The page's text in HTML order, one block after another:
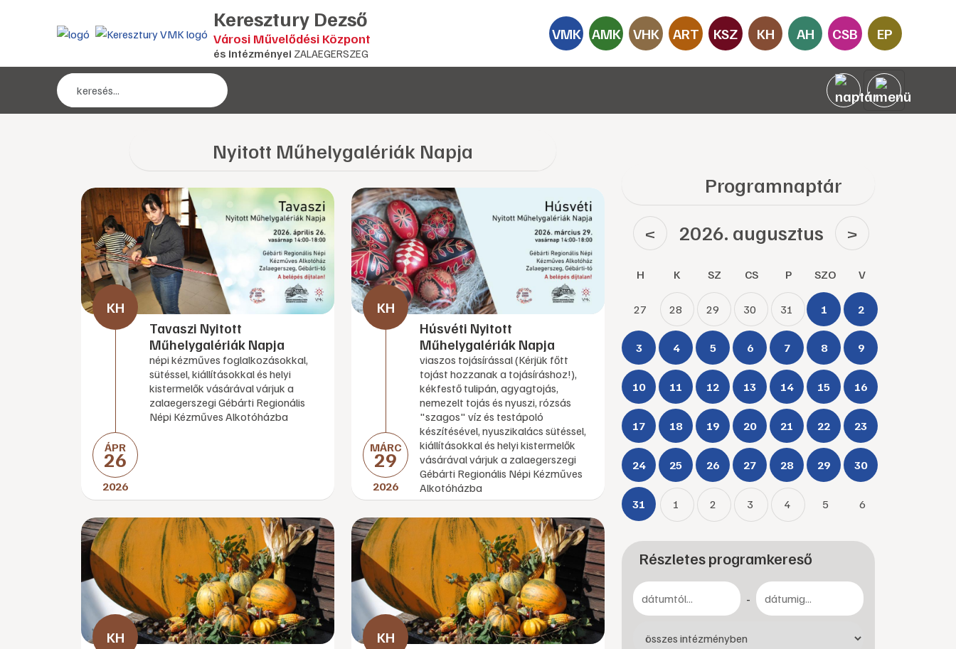
Keresztury Dezső
Városi Művelődési Központ
és intézményei ZALAEGERSZEG
VMK AMK VHK ART KSZ KH AH CSB EP
Nyitott Műhelygalériák Napja
ÁPR
26
2026
Tavaszi Nyitott
Műhelygalériák Napja
népi kézműves foglalkozásokkal,
sütéssel, kiállításokkal és helyi
kistermelők vásárával várjuk a
zalaegerszegi Gébárti Regionális
Népi Kézműves Alkotóházba
MÁRC
29
2026
Húsvéti Nyitott
Műhelygalériák Napja
viaszos tojásírással (Kérjük főtt
tojást hozzanak a tojásíráshoz!),
kékfestő tulipán, agyagtojás,
nemezelt tojás és nyuszi, rózsás
"szagos" víz és testápoló
készítésével, nyuszikalács sütéssel,
kiállításokkal és helyi kistermelők
vásárával várjuk a zalaegerszegi
Gébárti Regionális Népi Kézműves
Alkotóházba
Programnaptár
< 2026. augusztus >
H K SZ CS P SZO V
27 28 29 30 31 1 2
3 4 5 6 7 8 9
10 11 12 13 14 15 16
17 18 19 20 21 22 23
24 25 26 27 28 29 30
31 1 2 3 4 5 6
Részletes programkereső
-